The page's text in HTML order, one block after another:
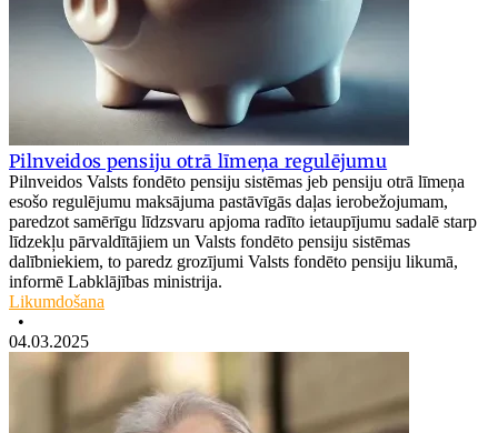
Pilnveidos pensiju otrā līmeņa regulējumu
Pilnveidos Valsts fondēto pensiju sistēmas jeb pensiju otrā līmeņa
esošo regulējumu maksājuma pastāvīgās daļas ierobežojumam,
paredzot samērīgu līdzsvaru apjoma radīto ietaupījumu sadalē starp
līdzekļu pārvaldītājiem un Valsts fondēto pensiju sistēmas
dalībniekiem, to paredz grozījumi Valsts fondēto pensiju likumā,
informē Labklājības ministrija.
Likumdošana
•
04.03.2025